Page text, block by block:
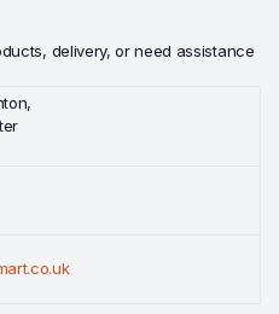
delivery, or need assistance